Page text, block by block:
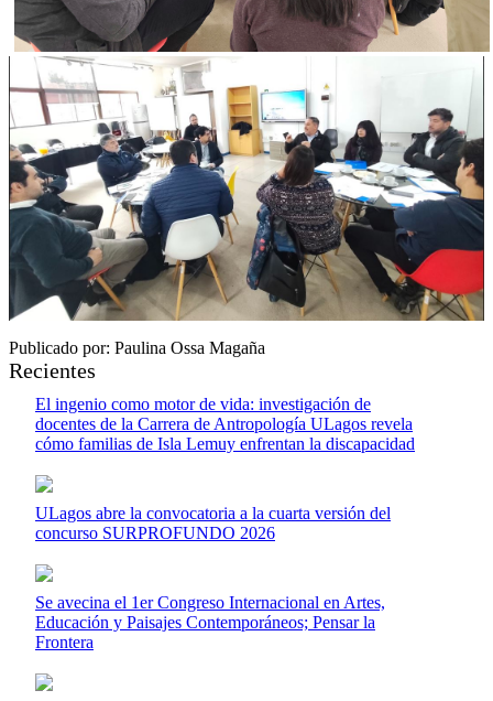
Publicado por: Paulina Ossa Magaña
Recientes
El ingenio como motor de vida: investigación de
docentes de la Carrera de Antropología ULagos revela
cómo familias de Isla Lemuy enfrentan la discapacidad
ULagos abre la convocatoria a la cuarta versión del
concurso SURPROFUNDO 2026
Se avecina el 1er Congreso Internacional en Artes,
Educación y Paisajes Contemporáneos; Pensar la
Frontera